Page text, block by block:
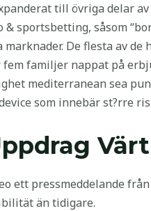
till övriga delar
sportsbetting, såsom
De flesta av
familjer nappat på
mediterranean sea
som innebär st?rre
ett pressmeddelande
än tidigare.